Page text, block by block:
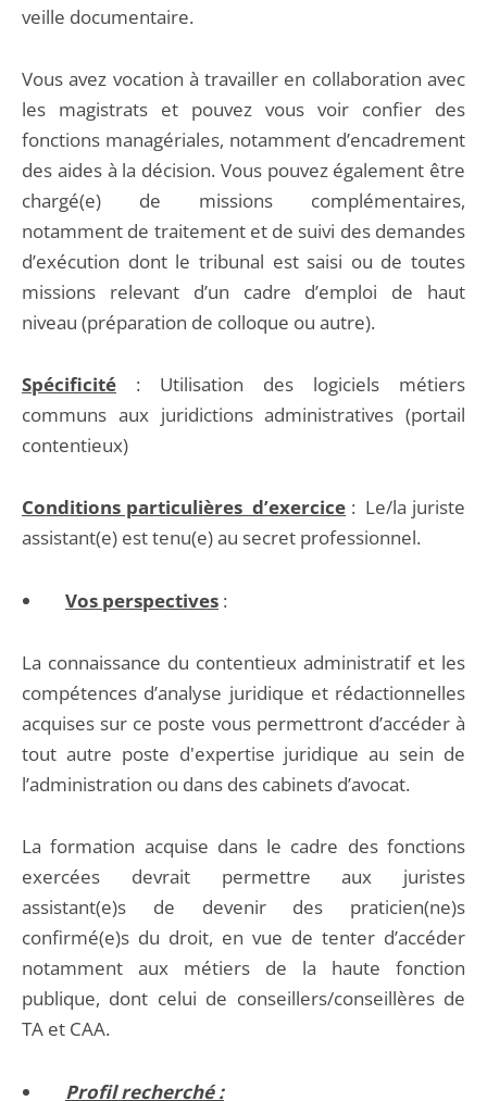
veille documentaire.
Vous avez vocation à travailler en collaboration avec
les magistrats et pouvez vous voir confier des
fonctions managériales, notamment d’encadrement
des aides à la décision. Vous pouvez également être
chargé(e) de missions complémentaires,
notamment de traitement et de suivi des demandes
d’exécution dont le tribunal est saisi ou de toutes
missions relevant d’un cadre d’emploi de haut
niveau (préparation de colloque ou autre).
Spécificité
: Utilisation des logiciels métiers
communs aux juridictions administratives (portail
contentieux)
Conditions particulières d’exercice : Le/la juriste
assistant(e) est tenu(e) au secret professionnel.
Vos perspectives :
La connaissance du contentieux administratif et les
compétences d’analyse juridique et rédactionnelles
acquises sur ce poste vous permettront d’accéder à
tout autre poste d'expertise juridique au sein de
l’administration ou dans des cabinets d’avocat.
La formation acquise dans le cadre des fonctions
exercées devrait permettre aux juristes
assistant(e)s de devenir des praticien(ne)s
confirmé(e)s du droit, en vue de tenter d’accéder
notamment aux métiers de la haute fonction
publique, dont celui de conseillers/conseillères de
TA et CAA.
Profil recherché :